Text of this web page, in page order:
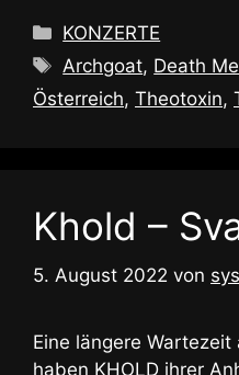
Kategorien
KONZERTE
Schlagwörter
Archgoat, Death
Österreich, Theotoxin,
Khold –
5. August 2022 von
Eine längere
haben KHOLD ihrer